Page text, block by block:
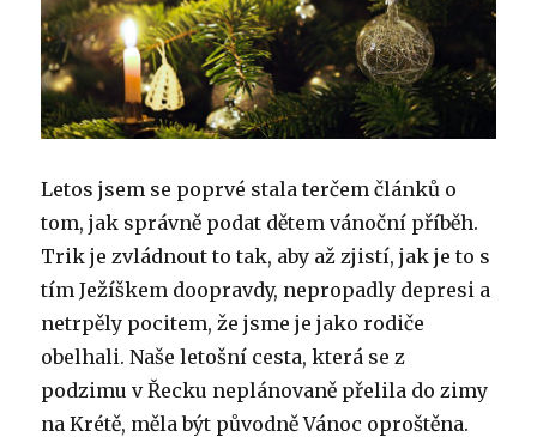
Letos jsem se poprvé stala terčem článků o
tom, jak správně podat dětem vánoční příběh.
Trik je zvládnout to tak, aby až zjistí, jak je to s
tím Ježíškem doopravdy, nepropadly depresi a
netrpěly pocitem, že jsme je jako rodiče
obelhali. Naše letošní cesta, která se z
podzimu v Řecku neplánovaně přelila do zimy
na Krétě, měla být původně Vánoc oproštěna.